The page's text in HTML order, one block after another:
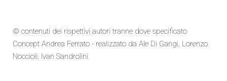
© contenuti dei rispettivi autori tranne dove specificato
Concept Andrea Ferrato - realizzato da Ale Di Gangi, Lorenzo
Noccioli, Ivan Sandrolini